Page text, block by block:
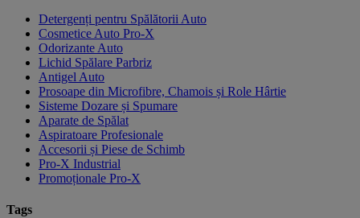
Detergenți pentru Spălătorii Auto
Cosmetice Auto Pro-X
Odorizante Auto
Lichid Spălare Parbriz
Antigel Auto
Prosoape din Microfibre, Chamois și Role Hârtie
Sisteme Dozare și Spumare
Aparate de Spălat
Aspiratoare Profesionale
Accesorii și Piese de Schimb
Pro-X Industrial
Promoționale Pro-X
Tags